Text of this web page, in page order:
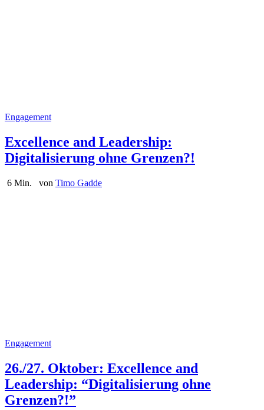
Engagement
Excellence and Leadership:
Digitalisierung ohne Grenzen?!
6 Min. von Timo Gadde
Engagement
26./27. Oktober: Excellence and
Leadership: “Digitalisierung ohne
Grenzen?!”